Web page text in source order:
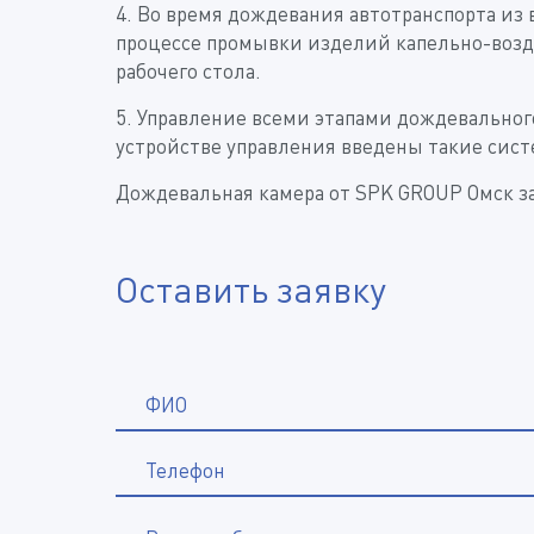
4. Во время дождевания автотранспорта
процессе промывки изделий капельно-
рабочего стола.
5. Управление всеми этапами
устройстве управления введены такие
Дождевальная камера от SPK GROUP
Оставить заявку
ФИО
Телефон